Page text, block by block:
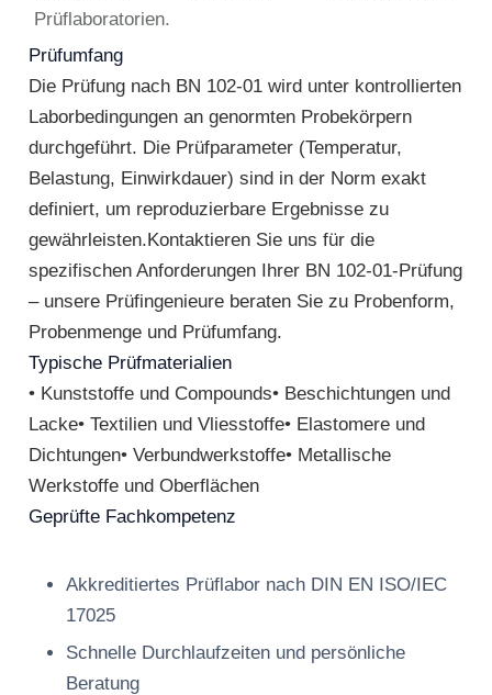
Prüflaboratorien.
Prüfumfang
Die Prüfung nach BN 102-01 wird unter kontrollierten
Laborbedingungen an genormten Probekörpern
durchgeführt. Die Prüfparameter (Temperatur,
Belastung, Einwirkdauer) sind in der Norm exakt
definiert, um reproduzierbare Ergebnisse zu
gewährleisten.Kontaktieren Sie uns für die
spezifischen Anforderungen Ihrer BN 102-01-Prüfung
– unsere Prüfingenieure beraten Sie zu Probenform,
Probenmenge und Prüfumfang.
Typische Prüfmaterialien
• Kunststoffe und Compounds• Beschichtungen und
Lacke• Textilien und Vliesstoffe• Elastomere und
Dichtungen• Verbundwerkstoffe• Metallische
Werkstoffe und Oberflächen
Geprüfte Fachkompetenz
Akkreditiertes Prüflabor nach DIN EN ISO/IEC
17025
Schnelle Durchlaufzeiten und persönliche
Beratung